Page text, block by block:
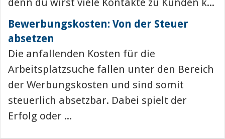
denn du wirst viele Kontakte zu Kunden k...
Bewerbungskosten: Von der Steuer
absetzen
Die anfallenden Kosten für die
Arbeitsplatzsuche fallen unter den Bereich
der Werbungskosten und sind somit
steuerlich absetzbar. Dabei spielt der
Erfolg oder ...